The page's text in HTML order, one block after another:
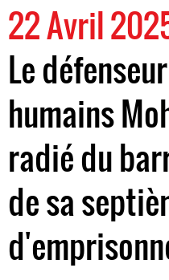
22 Avril
Le
humains
radié du
de sa